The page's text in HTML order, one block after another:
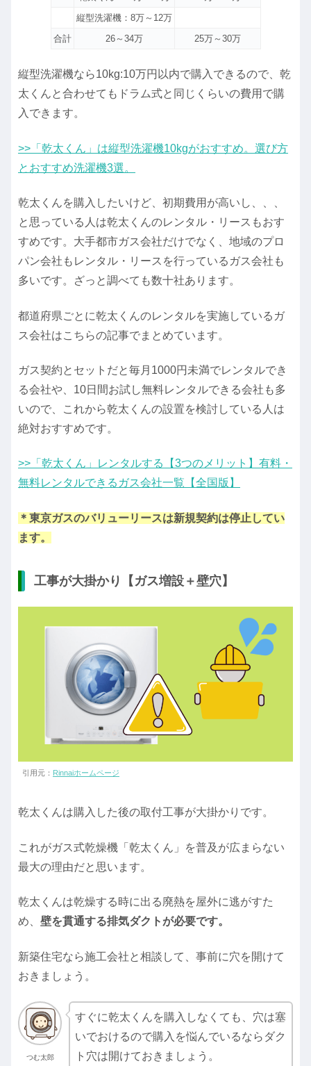
縦型洗濯機：8万～12万
合計
26～34万 25万～30万
縦型洗濯機なら10kg:10万円以内で購入できるので、乾
太くんと合わせてもドラム式と同じくらいの費用で購
入できます。
>>「乾太くん」は縦型洗濯機10kgがおすすめ。選び方
とおすすめ洗濯機3選。
乾太くんを購入したいけど、初期費用が高いし、、、
と思っている人は乾太くんのレンタル・リースもおす
すめです。大手都市ガス会社だけでなく、地域のプロ
パン会社もレンタル・リースを行っているガス会社も
多いです。ざっと調べても数十社あります。
都道府県ごとに乾太くんのレンタルを実施しているガ
ス会社はこちらの記事でまとめています。
ガス契約とセットだと毎月1000円未満でレンタルでき
る会社や、10日間お試し無料レンタルできる会社も多
いので、これから乾太くんの設置を検討している人は
絶対おすすめです。
>>「乾太くん」レンタルする【3つのメリット】有料・
無料レンタルできるガス会社一覧【全国版】
＊東京ガスのバリューリースは新規契約は停止してい
ます。
工事が大掛かり【ガス増設＋壁穴】
引用元： Rinnaiホームページ
乾太くんは購入した後の取付工事が大掛かりです。
これがガス式乾燥機「乾太くん」を普及が広まらない
最大の理由だと思います。
乾太くんは乾燥する時に出る廃熱を屋外に逃がすた
め、 壁を貫通する排気ダクトが必要です。
新築住宅なら施工会社と相談して、事前に穴を開けて
おきましょう。
つむ太郎
すぐに乾太くんを購入しなくても、穴は塞
いでおけるので購入を悩んでいるならダク
ト穴は開けておきましょう。